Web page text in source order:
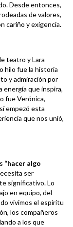
Desde entonces,
de valores,
cariño y exigencia.
teatro y Lara
hilo fue la historia
y admiración por
energía que inspira,
fue Verónica,
empezó esta
que nos unió,
“hacer algo
ser
significativo. Lo
en equipo, del
vivimos el espíritu
los compañeros
a los que